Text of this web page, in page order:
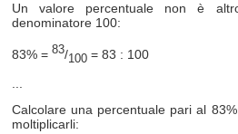
Un valore percentuale non è
denominatore 100:
83% =83/100 = 83 : 100
...
Calcolare una percentuale pari al
moltiplicarli: